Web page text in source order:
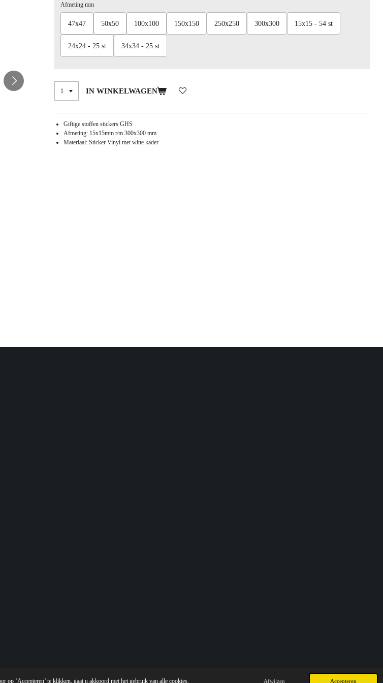
op ‘Accepteren’ te klikken, gaat u akkoord met het gebruik van alle cookies. Afwijzen Accepteren
Afmeting mm
47x47 50x50 100x100 150x150 250x250 300x300 15x15 - 54 st
24x24 - 25 st 34x34 - 25 st
IN WINKELWAGEN
Giftige stoffen stickers GHS
Afmeting: 15x15mm t/m 300x300 mm
Materiaal: Sticker Vinyl met witte kader